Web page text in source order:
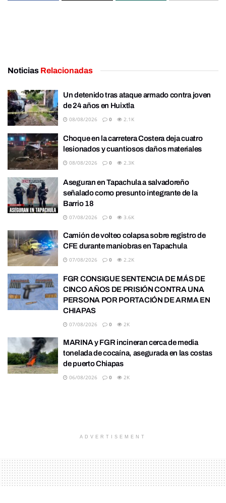
Noticias Relacionadas
Un detenido tras ataque armado contra joven
de 24 años en Huixtla
08/08/2026 0 2.1K
Choque en la carretera Costera deja cuatro
lesionados y cuantiosos daños materiales
08/08/2026 0 2.3K
Aseguran en Tapachula a salvadoreño
señalado como presunto integrante de la
Barrio 18
07/08/2026 0 3.6K
Camión de volteo colapsa sobre registro de
CFE durante maniobras en Tapachula
07/08/2026 0 2.2K
FGR CONSIGUE SENTENCIA DE MÁS DE
CINCO AÑOS DE PRISIÓN CONTRA UNA
PERSONA POR PORTACIÓN DE ARMA EN
CHIAPAS
07/08/2026 0 2K
MARINA y FGR incineran cerca de media
tonelada de cocaína, asegurada en las costas
de puerto Chiapas
06/08/2026 0 2K
ADVERTISEMENT